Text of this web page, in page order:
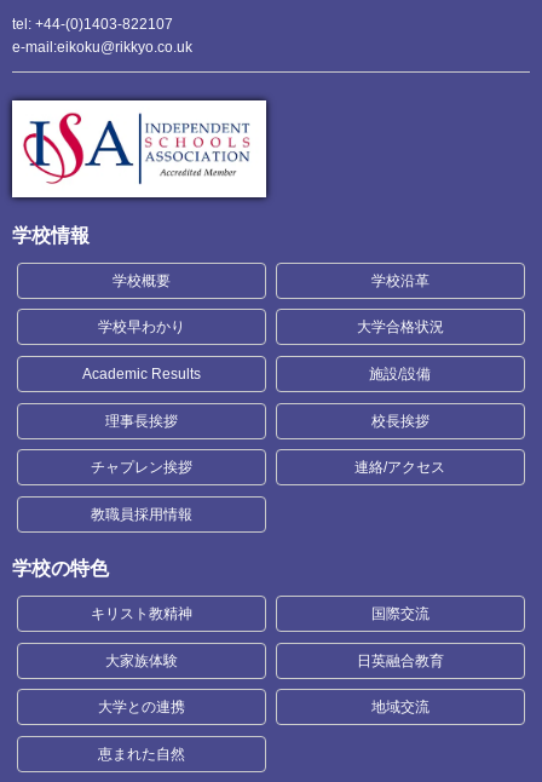
tel: +44-(0)1403-822107
e-mail:eikoku@rikkyo.co.uk
学校情報
学校概要 学校沿革
学校早わかり 大学合格状況
Academic Results 施設/設備
理事長挨拶 校長挨拶
チャプレン挨拶 連絡/アクセス
教職員採用情報
学校の特色
キリスト教精神 国際交流
大家族体験 日英融合教育
大学との連携 地域交流
恵まれた自然